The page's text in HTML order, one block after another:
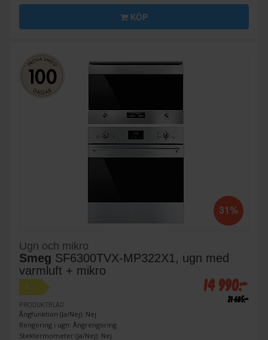
KÖP
31%
Ugn och mikro
Smeg SF6300TVX-MP322X1, ugn med
varmluft + mikro
A
PRODUKTBLAD
Ångfunktion (Ja/Nej): Nej
Rengöring i ugn: Ångrengöring
Stektermometer (Ja/Nej): Nej
14 990:-
21 685:-